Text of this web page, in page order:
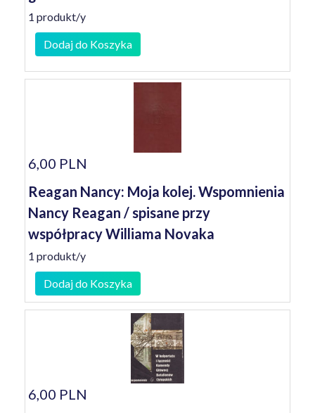
1 produkt/y
Dodaj do Koszyka
6,00 PLN
Reagan Nancy: Moja kolej. Wspomnienia
Nancy Reagan / spisane przy
współpracy Williama Novaka
1 produkt/y
Dodaj do Koszyka
6,00 PLN